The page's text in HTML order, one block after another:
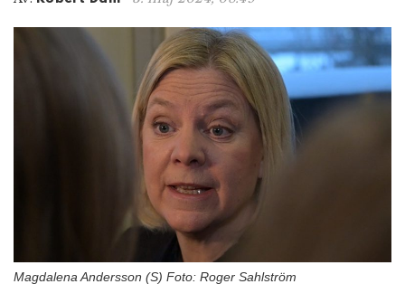
Magdalena Andersson (S) Foto: Roger Sahlström